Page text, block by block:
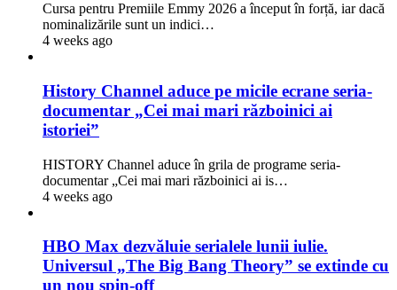
Cursa pentru Premiile Emmy 2026 a început în forță, iar dacă
nominalizările sunt un indici…
4 weeks ago
History Channel aduce pe micile ecrane seria-
documentar „Cei mai mari războinici ai
istoriei”
HISTORY Channel aduce în grila de programe seria-
documentar „Cei mai mari războinici ai is…
4 weeks ago
HBO Max dezvăluie serialele lunii iulie.
Universul „The Big Bang Theory” se extinde cu
un nou spin-off